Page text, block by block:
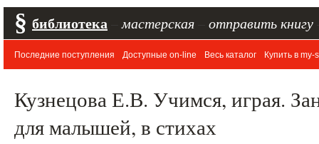
§ библиотека мастерская отправить книгу
Последние поступления Доступные on-line Весь каталог Купить в my-
Кузнецова Е.В. Учимся, играя.
для малышей, в стихах